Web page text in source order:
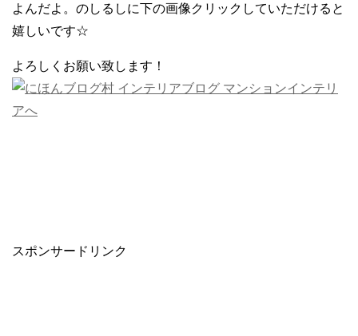
よんだよ。のしるしに下の画像クリックしていただけると
嬉しいです☆
よろしくお願い致します！
スポンサードリンク